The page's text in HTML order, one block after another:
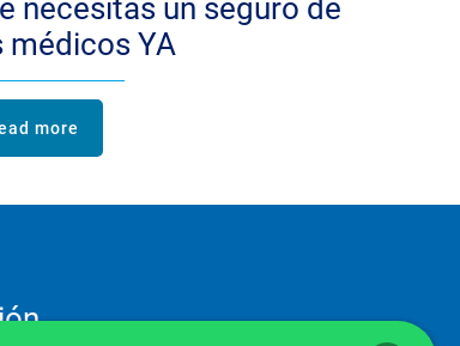
necesitas un seguro de
médicos YA
more